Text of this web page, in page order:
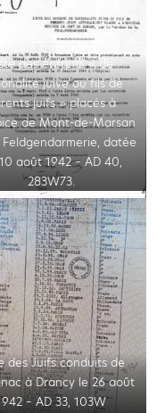
des enfants « de
juive ou fils de
juifs » placés à
de Mont-de-Marsan
datée
août 1942 – AD 40,
283W73.
des Juifs conduits de
à Drancy le 26 août
– AD 33, 103W